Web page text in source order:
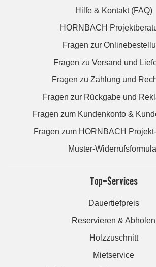
Hilfe & Kontakt (FAQ)
HORNBACH
Fragen zur
Fragen zu Versand und
Fragen zu Zahlung und
Fragen zur Rückgabe und
Fragen zum Kundenkonto &
Fragen zum HORNBACH
Muster-
Top-Services
Dauertiefpreis
Reservieren & Abholen
Holzzuschnitt
Mietservice